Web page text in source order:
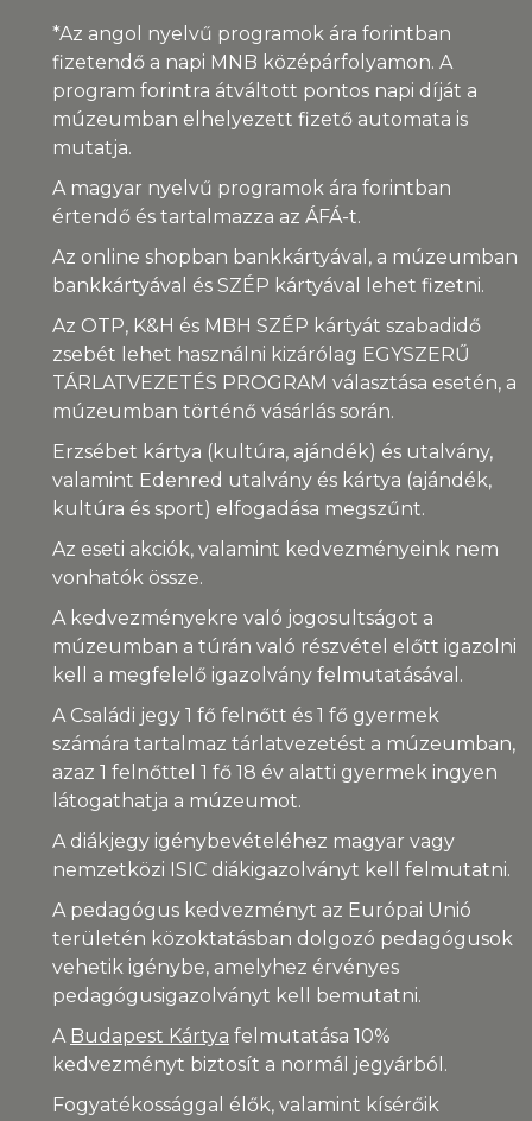
*Az angol nyelvű programok ára forintban
fizetendő a napi MNB középárfolyamon. A
program forintra átváltott pontos napi díját a
múzeumban elhelyezett fizető automata is
mutatja.
A magyar nyelvű programok ára forintban
értendő és tartalmazza az ÁFÁ-t.
Az online shopban bankkártyával, a múzeumban
bankkártyával és SZÉP kártyával lehet fizetni.
Az OTP, K&H és MBH SZÉP kártyát szabadidő
zsebét lehet használni kizárólag EGYSZERŰ
TÁRLATVEZETÉS PROGRAM választása esetén, a
múzeumban történő vásárlás során.
Erzsébet kártya (kultúra, ajándék) és utalvány,
valamint Edenred utalvány és kártya (ajándék,
kultúra és sport) elfogadása megszűnt.
Az eseti akciók, valamint kedvezményeink nem
vonhatók össze.
A kedvezményekre való jogosultságot a
múzeumban a túrán való részvétel előtt igazolni
kell a megfelelő igazolvány felmutatásával.
A Családi jegy 1 fő felnőtt és 1 fő gyermek
számára tartalmaz tárlatvezetést a múzeumban,
azaz 1 felnőttel 1 fő 18 év alatti gyermek ingyen
látogathatja a múzeumot.
A diákjegy igénybevételéhez magyar vagy
nemzetközi ISIC diákigazolványt kell felmutatni.
A pedagógus kedvezményt az Európai Unió
területén közoktatásban dolgozó pedagógusok
vehetik igénybe, amelyhez érvényes
pedagógusigazolványt kell bemutatni.
A Budapest Kártya felmutatása 10%
kedvezményt biztosít a normál jegyárból.
Fogyatékossággal élők, valamint kísérőik